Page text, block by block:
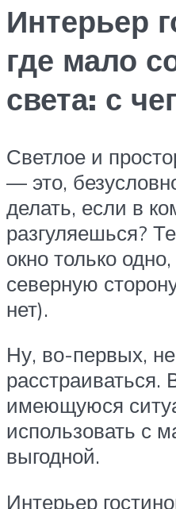
Интерьер
где мало
света: с
Светлое и
— это,
делать, если в
разгуляешься?
окно только
северную
нет).
Ну, во-первых,
имеющуюся
использовать с
выгодной.
Интерьер